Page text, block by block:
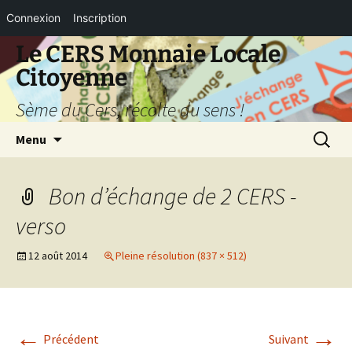
Connexion Inscription
Aller
au
contenu
Le CERS Monnaie Locale
Citoyenne
Sème du Cers, récolte du sens !
Menu
Bon d’échange de 2 CERS -
verso
12 août 2014 Pleine résolution (837 × 512)
← Précédent Suivant →